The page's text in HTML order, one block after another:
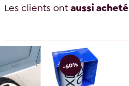
Les clients ontaussi acheté
-50%